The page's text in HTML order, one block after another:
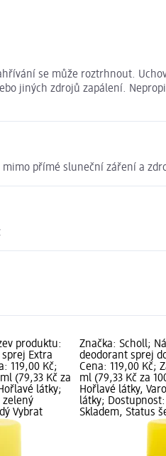
se může roztrhnout.
jiných zdrojů zapálení.
přímé sluneční záření a
produktu:
Extra
119,00 Kč;
(79,33 Kč za
látky;
zelený
Vybrat
Značka: Scholl;
deodorant sprej
Cena: 119,00 Kč;
ml (79,33 Kč za
Hořlavé látky,
látky;
Skladem, Status